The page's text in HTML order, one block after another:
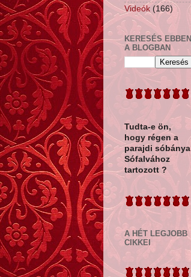
Videók (166)
KERESÉS EBBEN
A BLOGBAN
Tudta-e ön,
hogy régen a
parajdi sóbánya
Sófalvához
tartozott ?
A HÉT LEGJOBB
CIKKEI